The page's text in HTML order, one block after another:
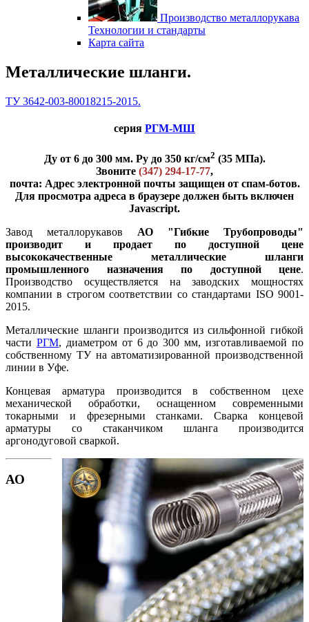
Производство металлорукава
Технологии и стандарты
Карта сайта
Металлические шланги.
ТУ 3642-003-80018215-2015.
серия РГМ-МШ
Ду от 6 до 300 мм. Ру до 350 кг/см2 (35 МПа).
Звоните (347) 294-17-77,
почта: Адрес электронной почты защищен от спам-ботов.
Для просмотра адреса в браузере должен быть включен
Javascript.
Завод металлорукавов АО "Гибкие Трубопроводы"
производит и продает по доступной цене
высококачественные металлические шланги
промышленного назначения по доступной цене.
Производство осуществляется на заводских мощностях
компании в строгом соответствии со стандартами ISO 9001-
2015.
Металлические шланги производится из сильфонной гибкой
части РГМ, диаметром от 6 до 300 мм, изготавливаемой по
собственному ТУ на автоматизированной производственной
линии в Уфе.
Концевая арматура производится в собственном цехе
механической обработки, оснащенном современными
токарными и фрезерными станками. Сварка концевой
арматуры со стаканчиком шланга производится
аргонодуговой сваркой.
АО